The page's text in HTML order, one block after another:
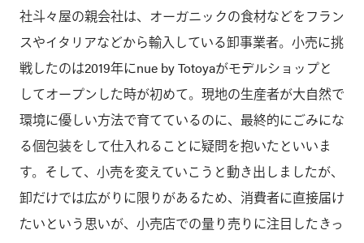
社斗々屋の親会社は、オーガニックの食材などをフラン
スやイタリアなどから輸入している卸事業者。小売に挑
戦したのは2019年にnue by Totoyaがモデルショップと
してオープンした時が初めて。現地の生産者が大自然で
環境に優しい方法で育てているのに、最終的にごみにな
る個包装をして仕入れることに疑問を抱いたといいま
す。そして、小売を変えていこうと動き出しましたが、
卸だけでは広がりに限りがあるため、消費者に直接届け
たいという思いが、小売店での量り売りに注目したきっ